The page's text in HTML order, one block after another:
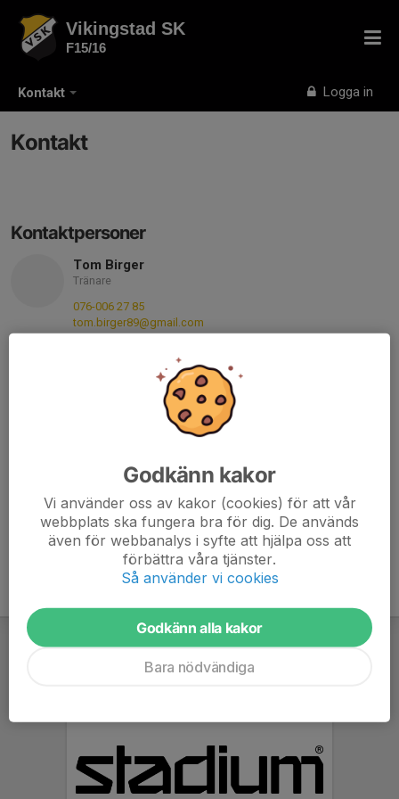
Kontakt Logga in
Vikingstad SK
F15/16
Kontakt
Kontaktpersoner
Tom Birger
Tränare
076-006 27 85
tom.birger89@gmail.com
Malinis_85@hotmail.com
072-226 89 31
marcus@linkvent.com
Godkänn kakor
Vi använder oss av kakor (cookies) för att vår
webbplats ska fungera bra för dig. De används
även för webbanalys i syfte att hjälpa oss att
förbättra våra tjänster.
Så använder vi cookies
Godkänn alla kakor
Bara nödvändiga